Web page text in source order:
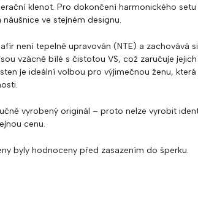
klenot. Pro dokončení harmonického
ve stejném designu.
není tepelně upravován (NTE) a zachovává
vzácně bílé s čistotou VS, což zaručuje
je ideální volbou pro výjimečnou ženu,
vyrobený originál – proto nelze vyrobit
cenu.
byly hodnoceny před zasazením do šperku.